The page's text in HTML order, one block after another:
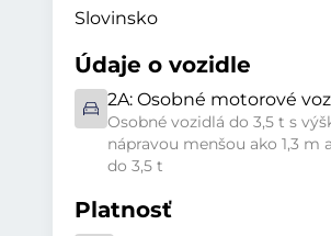
Slovinsko
Údaje o vozidle
2A: Osobné motorové
Osobné vozidlá do 3,5 t s
nápravou menšou ako 1,3 m
do 3,5 t
Platnosť